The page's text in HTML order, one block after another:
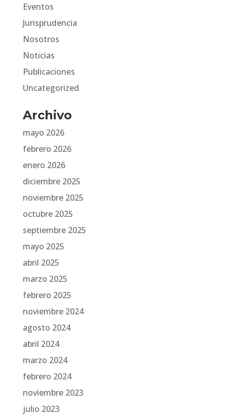
Eventos
Jurisprudencia
Nosotros
Noticias
Publicaciones
Uncategorized
Archivo
mayo 2026
febrero 2026
enero 2026
diciembre 2025
noviembre 2025
octubre 2025
septiembre 2025
mayo 2025
abril 2025
marzo 2025
febrero 2025
noviembre 2024
agosto 2024
abril 2024
marzo 2024
febrero 2024
noviembre 2023
julio 2023